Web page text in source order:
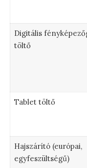
Digitális
töltő
Tablet töltő
Hajszárító (európai,
egyfeszültségű)